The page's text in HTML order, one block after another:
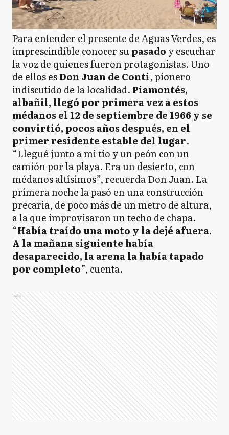
Para entender el presente de Aguas Verdes, es
imprescindible conocer supasado y escuchar
la voz de quienes fueron protagonistas. Uno
de ellos esDon Juan de Conti, pionero
indiscutido de la localidad. Piamontés,
albañil, llegó por primera vez a estos
médanos el 12 de septiembre de 1966 y se
convirtió, pocos años después, en el
primer residente estable del lugar.
“Llegué junto a mi tío y un peón con un
camión por la playa. Era un desierto, con
médanos altísimos”, recuerda Don Juan. La
primera noche la pasó en una construcción
precaria, de poco más de un metro de altura,
a la que improvisaron un techo de chapa.
“Había traído una moto y la dejé afuera.
A la mañana siguiente había
desaparecido, la arena la había tapado
por completo”, cuenta.
Ads